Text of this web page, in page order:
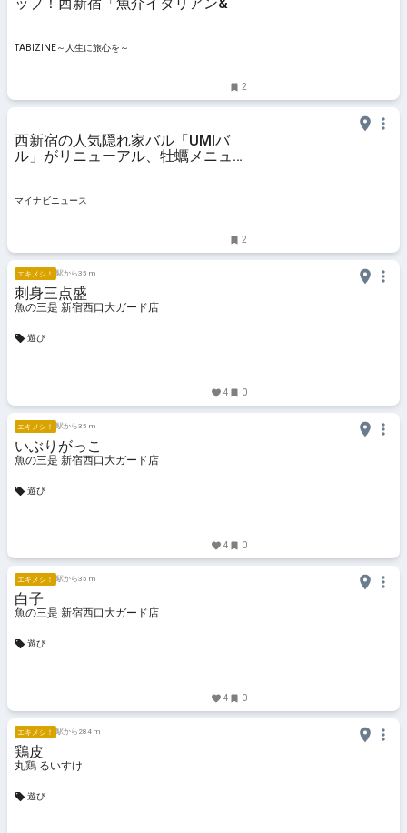
TABIZINE～人生に旅心を～
2
西新宿の人気隠れ家バル「UMIバ
ル」がリニューアル、牡蠣メニュー
マイナビニュース
2
エキメシ！ 駅から35 m
刺身三点盛
魚の三是 新宿西口大ガード店
遊び
4 0
エキメシ！ 駅から35 m
いぶりがっこ
魚の三是 新宿西口大ガード店
遊び
4 0
エキメシ！ 駅から35 m
白子
魚の三是 新宿西口大ガード店
遊び
4 0
エキメシ！ 駅から284 m
鶏皮
丸鶏 るいすけ
遊び